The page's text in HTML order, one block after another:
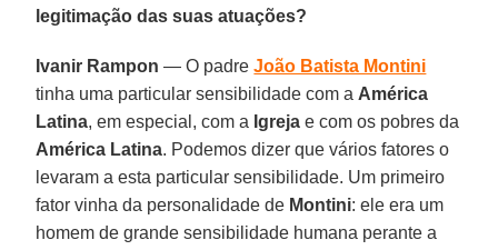
legitimação das suas atuações?
Ivanir Rampon — O padreJoão Batista Montini
tinha uma particular sensibilidade com a América
Latina, em especial, com a Igreja e com os pobres da
América Latina. Podemos dizer que vários fatores o
levaram a esta particular sensibilidade. Um primeiro
fator vinha da personalidade de Montini: ele era um
homem de grande sensibilidade humana perante a